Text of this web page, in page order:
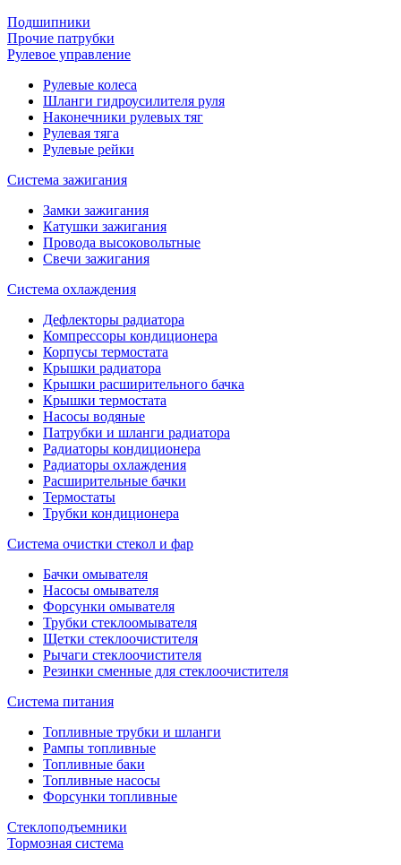
Подшипники
Прочие патрубки
Рулевое управление
Рулевые колеса
Шланги гидроусилителя руля
Наконечники рулевых тяг
Рулевая тяга
Рулевые рейки
Система зажигания
Замки зажигания
Катушки зажигания
Провода высоковольтные
Свечи зажигания
Система охлаждения
Дефлекторы радиатора
Компрессоры кондиционера
Корпусы термостата
Крышки радиатора
Крышки расширительного бачка
Крышки термостата
Насосы водяные
Патрубки и шланги радиатора
Радиаторы кондиционера
Радиаторы охлаждения
Расширительные бачки
Термостаты
Трубки кондиционера
Система очистки стекол и фар
Бачки омывателя
Насосы омывателя
Форсунки омывателя
Трубки стеклоомывателя
Щетки стеклоочистителя
Рычаги стеклоочистителя
Резинки сменные для стеклоочистителя
Система питания
Топливные трубки и шланги
Рампы топливные
Топливные баки
Топливные насосы
Форсунки топливные
Стеклоподъемники
Тормозная система